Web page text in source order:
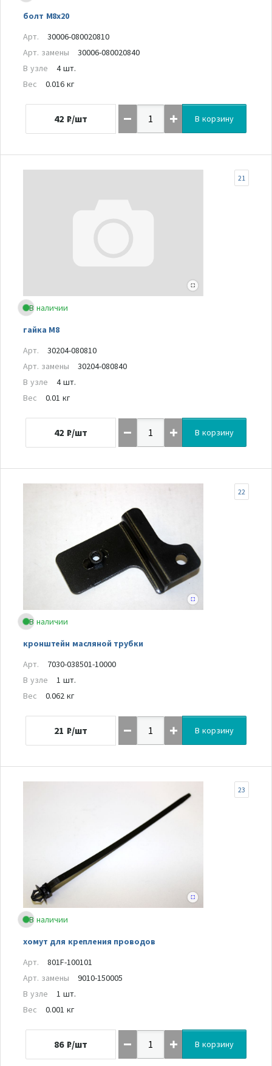
болт M8x20
Арт.
30006-080020810
Арт. замены
30006-080020840
В узле
4 шт.
Вес
0.016 кг
42 ₽/шт В корзину
В наличии
гайка M8
21
Арт.
30204-080810
Арт. замены
30204-080840
В узле
4 шт.
Вес
0.01 кг
42 ₽/шт В корзину
В наличии
кронштейн масляной трубки
22
Арт.
7030-038501-10000
В узле
1 шт.
Вес
0.062 кг
21 ₽/шт В корзину
В наличии
хомут для крепления проводов
23
Арт.
801F-100101
Арт. замены
9010-150005
В узле
1 шт.
Вес
0.001 кг
86 ₽/шт В корзину